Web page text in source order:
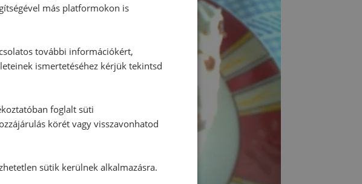
más platformokon is
további információkért,
ismertetéséhez kérjük tekintsd
foglalt süti
körét vagy visszavonhatod
sütik kerülnek alkalmazásra.